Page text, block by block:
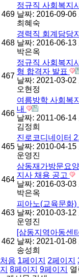
469
정규직 사회복지
날짜: 2016-09-06
최혜숙
468
경력직 회계담당
날짜: 2016-06-13
박은옥
467
정규직 사회복지
형 합격자 발표
날짜: 2021-03-02
오현정
466
여름방학 사회복
내
날짜: 2011-06-14
김정희
465
진로코디네이터 2
날짜: 2010-04-15
운영진
464
삼동재가방문요
지사 채용 공고
날짜: 2016-03-03
박은옥
463
피아노(교육문화)
날짜: 2010-03-12
운영진
462
[삼동지역아동센
날짜: 2021-01-08
송성희
처음 1페이지 2페이지
지 8페이지 9페이지 열